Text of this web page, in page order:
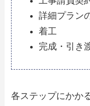
詳細プラン
着工
完成・引き
各ステップにかか